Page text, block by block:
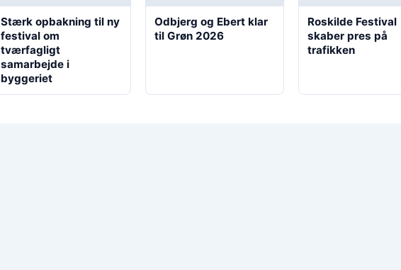
Stærk opbakning til ny
festival om
tværfagligt
samarbejde i
byggeriet
Odbjerg og Ebert klar
til Grøn 2026
Roskilde Festival
skaber pres på
trafikken